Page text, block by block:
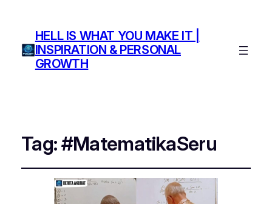
HELL IS WHAT YOU MAKE IT |
INSPIRATION & PERSONAL
GROWTH
Tag:#MatematikaSeru